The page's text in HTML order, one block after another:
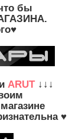
бы
ARUT↓↓↓
♥